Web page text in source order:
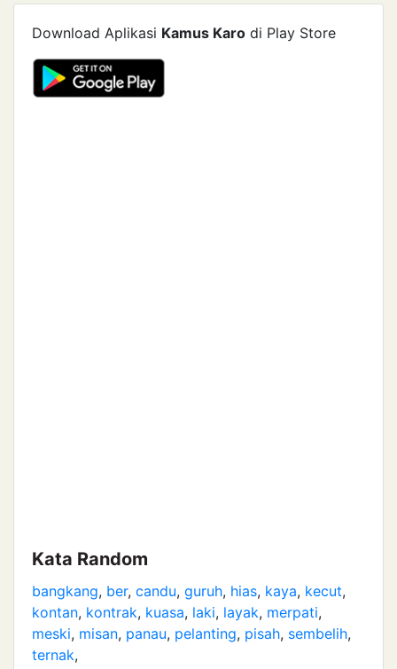
Download Aplikasi Kamus Karo di Play Store
Kata Random
bangkang, ber, candu, guruh, hias, kaya, kecut,
kontan, kontrak, kuasa, laki, layak, merpati,
meski, misan, panau, pelanting, pisah, sembelih,
ternak,